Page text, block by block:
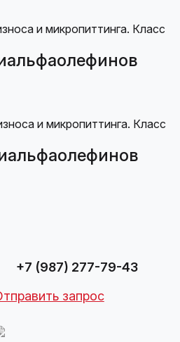
+7 (987) 277-79-43
запрос